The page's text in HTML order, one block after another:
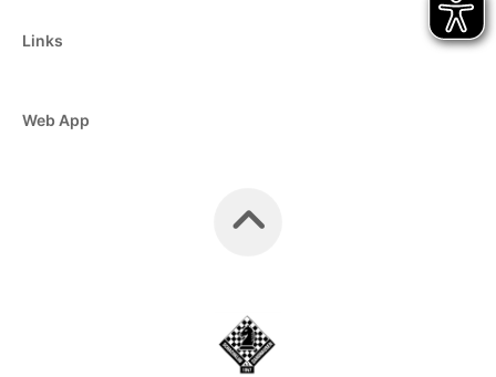
Links
Web App